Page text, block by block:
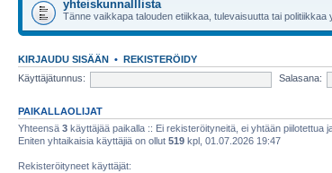
yhteiskunnalllista
Tänne vaikkapa talouden etiikkaa, tulevaisuutta tai
KIRJAUDU SISÄÄN • REKISTERÖIDY
Käyttäjätunnus:
Salasana:
PAIKALLAOLIJAT
Yhteensä 3 käyttäjää paikalla :: Ei rekisteröityneitä, ei yhtään piilotettua
Eniten yhtaikaisia käyttäjiä on ollut 519 kpl, 01.07.2026 19:47
Rekisteröityneet käyttäjät: